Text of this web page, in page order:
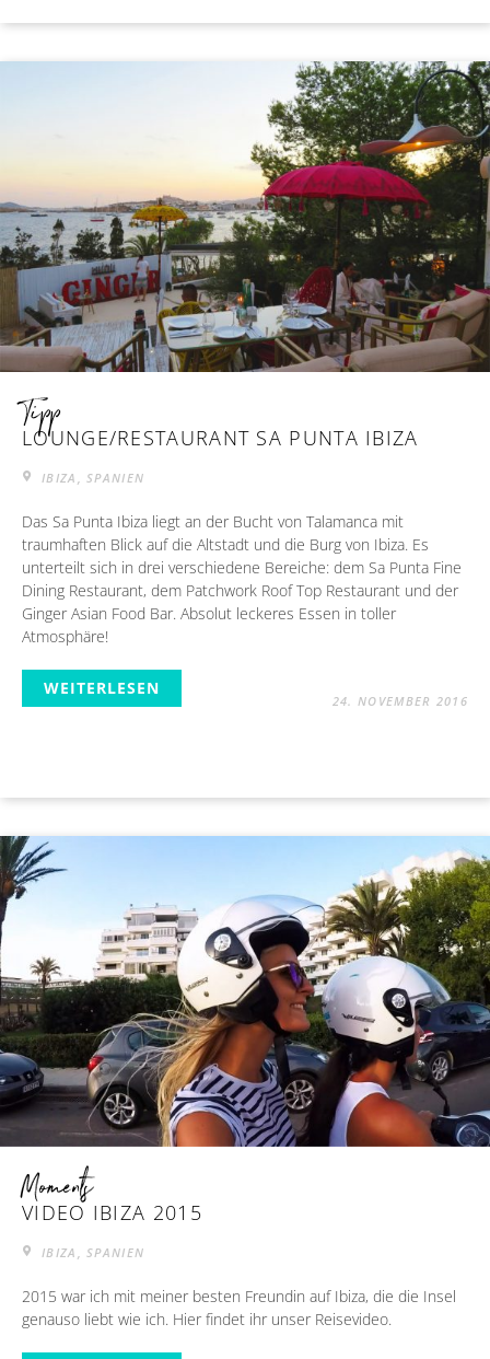
Tipp
LOUNGE/RESTAURANT SA PUNTA IBIZA
IBIZA, SPANIEN
Das Sa Punta Ibiza liegt an der Bucht von Talamanca mit
traumhaften Blick auf die Altstadt und die Burg von Ibiza. Es
unterteilt sich in drei verschiedene Bereiche: dem Sa Punta Fine
Dining Restaurant, dem Patchwork Roof Top Restaurant und der
Ginger Asian Food Bar. Absolut leckeres Essen in toller
Atmosphäre!
WEITERLESEN
24. NOVEMBER 2016
Moments
VIDEO IBIZA 2015
IBIZA, SPANIEN
2015 war ich mit meiner besten Freundin auf Ibiza, die die Insel
genauso liebt wie ich. Hier findet ihr unser Reisevideo.